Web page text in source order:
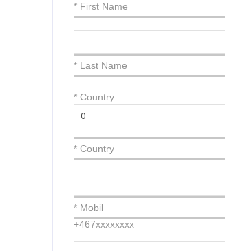
* First Name
* Last Name
* Country
* Country
* Mobil
+467xxxxxxxx